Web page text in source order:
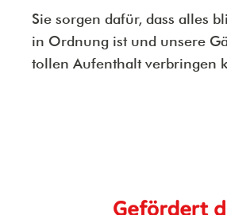
Sie sorgen dafür, dass alles
in Ordnung ist und unsere
tollen Aufenthalt verbringen